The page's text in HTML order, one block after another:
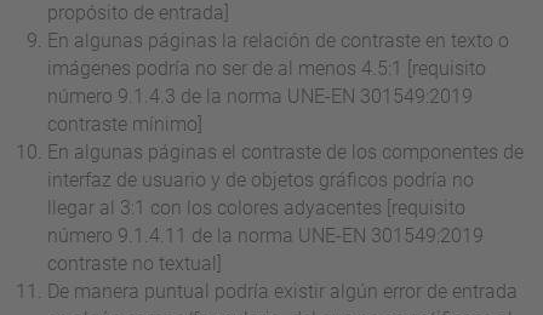
propósito de entrada]
En algunas páginas la relación de contraste en texto o
imágenes podría no ser de al menos 4.5:1 [requisito
número 9.1.4.3 de la norma UNE-EN 301549:2019
contraste mínimo]
En algunas páginas el contraste de los componentes de
interfaz de usuario y de objetos gráficos podría no
llegar al 3:1 con los colores adyacentes [requisito
número 9.1.4.11 de la norma UNE-EN 301549:2019
contraste no textual]
De manera puntual podría existir algún error de entrada